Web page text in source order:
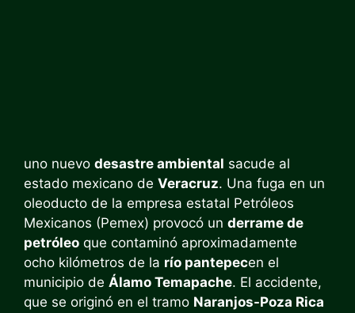
uno nuevo desastre ambiental sacude al
estado mexicano de Veracruz. Una fuga en un
oleoducto de la empresa estatal Petróleos
Mexicanos (Pemex) provocó un derrame de
petróleo que contaminó aproximadamente
ocho kilómetros de la río pantepecen el
municipio de Álamo Temapache. El accidente,
que se originó en el tramo Naranjos-Poza Rica